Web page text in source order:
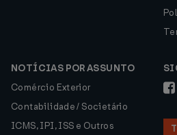
NOTÍCIAS POR ASSUNTO
Comércio Exterior
Contabilidade / Societário
ICMS, IPI, ISS e Outros